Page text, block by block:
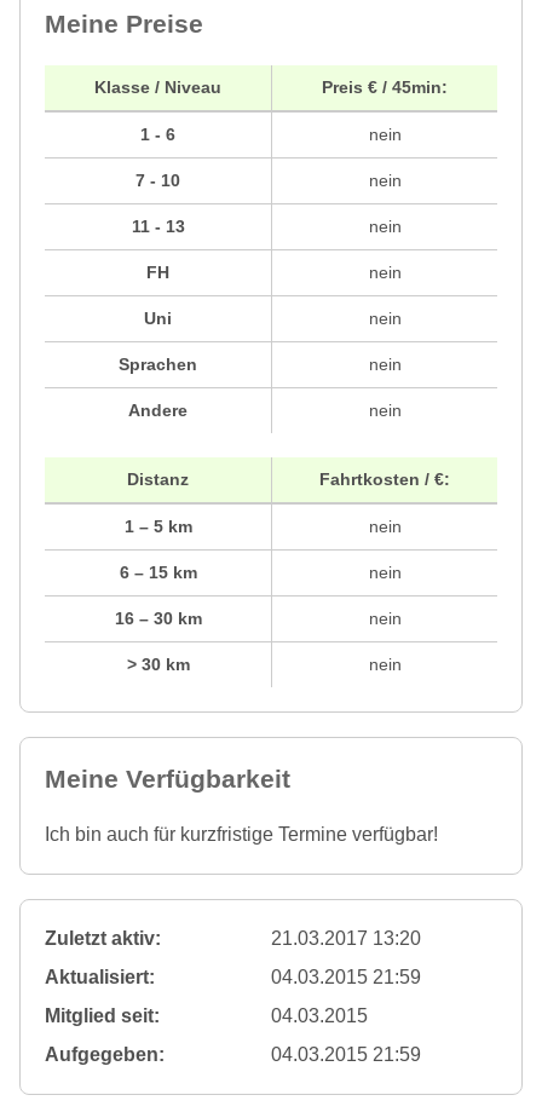
Meine Preise
Klasse / Niveau
1 - 6
7 - 10
11 - 13
FH
Uni
Sprachen
Andere
Preis € / 45min:
nein
nein
nein
nein
nein
nein
nein
Distanz
1 – 5 km
6 – 15 km
16 – 30 km
> 30 km
Fahrtkosten / €:
nein
nein
nein
nein
Meine Verfügbarkeit
Ich bin auch für kurzfristige Termine verfügbar!
Zuletzt aktiv:
21.03.2017 13:20
Aktualisiert:
04.03.2015 21:59
Mitglied seit:
04.03.2015
Aufgegeben:
04.03.2015 21:59